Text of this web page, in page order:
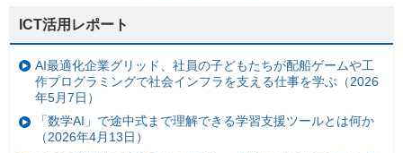
ICT活用レポート
AI最適化企業グリッド、社員の子どもたちが配船ゲームや工
作プログラミングで社会インフラを支える仕事を学ぶ（2026
年5月7日）
「数学AI」で途中式まで理解できる学習支援ツールとは何か
（2026年4月13日）